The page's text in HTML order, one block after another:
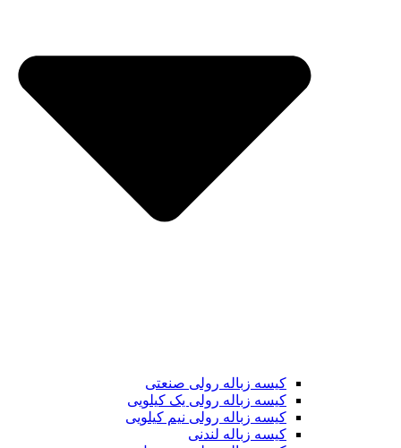
کیسه زباله رولی صنعتی
کیسه زباله رولی یک کیلویی
کیسه زباله رولی نیم کیلویی
کیسه زباله لندنی